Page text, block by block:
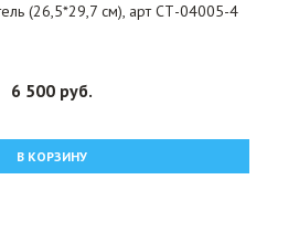
(26,5*29,7 см), арт СТ-04005-4
6 500 руб.
В КОРЗИНУ